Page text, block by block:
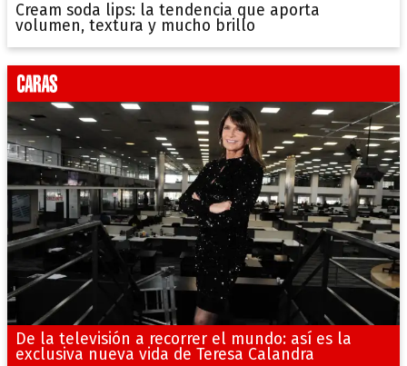
Cream soda lips: la tendencia que aporta
volumen, textura y mucho brillo
De la televisión a recorrer el mundo: así es la
exclusiva nueva vida de Teresa Calandra